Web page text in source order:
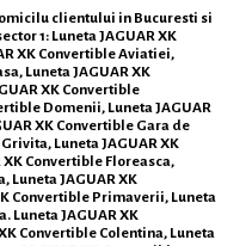
clientului in Bucuresti si
1: Luneta JAGUAR XK
XK Convertible Aviatiei,
Luneta JAGUAR XK
XK Convertible
Domenii, Luneta JAGUAR
XK Convertible Gara de
Luneta JAGUAR XK
Convertible Floreasca,
Luneta JAGUAR XK
Convertible Primaverii, Luneta
Luneta JAGUAR XK
Convertible Colentina, Luneta